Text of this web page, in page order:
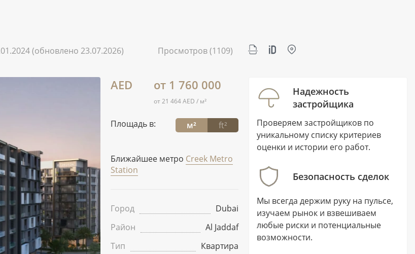
(обновлено 23.07.2026) Просмотров(1109)
AED от 1 760 000
от 21 464 AED / м²
Площадь в: м² ft²
Ближайшее метро Creek Metro
Station
Город
Dubai
Район
Al Jaddaf
Тип
Квартира
Надежность
застройщика
Проверяем застройщиков по
уникальному списку критериев
оценки и истории его работ.
Безопасность сделок
Мы всегда держим руку на пульсе,
изучаем рынок и взвешиваем
любые риски и потенциальные
возможности.